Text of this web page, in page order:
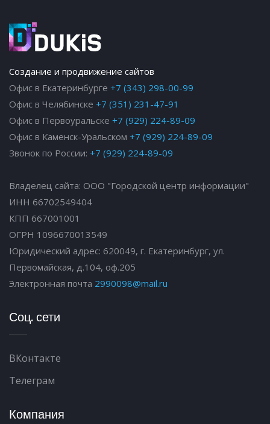
Создание и продвижение сайтов
Офис в Екатеринбурге +7 (343) 298-00-99
Офис в Челябинске +7 (351) 231-47-91
Офис в Первоуральске +7 (929) 224-89-09
Офис в Каменск-Уральском +7 (929) 224-89-09
Звонок по России: +7 (929) 224-89-09
Владелец сайта: ООО "Городской центр информации"
ИНН 66702549404
КПП 667001001
ОГРН 1096670013549
Юридический адрес: 620049, г. Екатеринбург, ул.
Первомайская, д.104, оф.205
Электронная почта 2990098@mail.ru
Соц. сети
ВКонтакте
Телеграм
Компания